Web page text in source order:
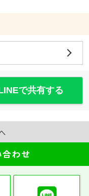
で共有する
わせ